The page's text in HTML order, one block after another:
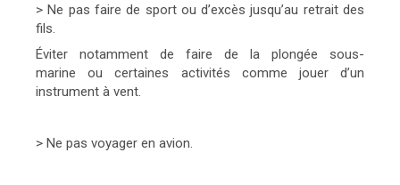
> Ne pas faire de sport ou d’excès jusqu’au retrait des
fils.
Éviter notamment de faire de la plongée sous-
marine ou certaines activités comme jouer d’un
instrument à vent.
> Ne pas voyager en avion.